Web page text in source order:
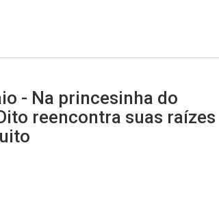
- Na princesinha do
reencontra suas raízes